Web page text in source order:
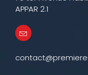
APPAR 2.1